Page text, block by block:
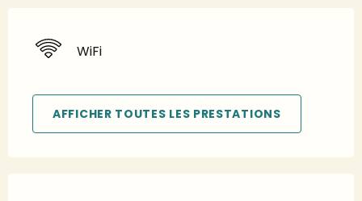
WiFi
AFFICHER TOUTES LES PRESTATIONS